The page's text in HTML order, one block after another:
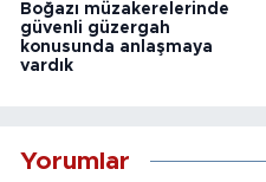
Boğazı müzakerelerinde
güvenli güzergah
konusunda anlaşmaya
vardık
Yorumlar